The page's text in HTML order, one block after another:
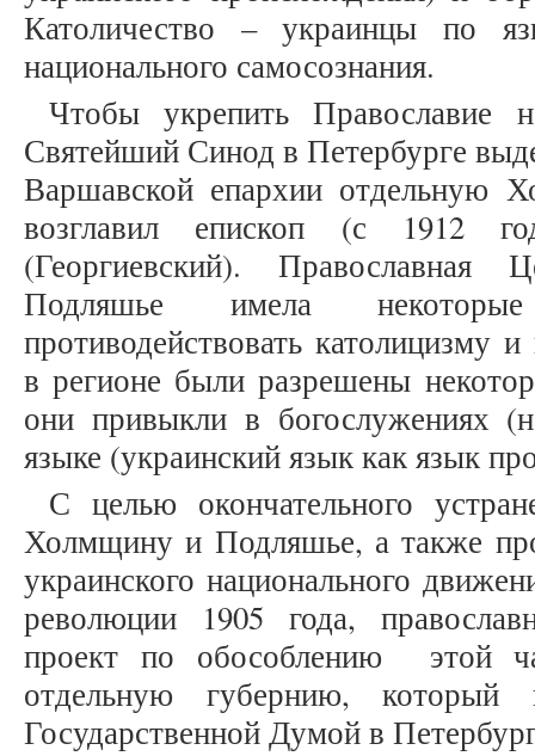
Католичество – украинцы по
национального самосознания.
Чтобы укрепить
Святейший Синод в Петербурге
Варшавской епархии отдельную
возглавил епископ (с 1912
(Георгиевский).
Подляшье имела
противодействовать католицизму
в регионе были разрешены
они привыкли в богослужениях
языке (украинский язык как язык
С целью окончательного
Холмщину и Подляшье, а также
украинского национального
революции 1905 года,
проект по обособлению этой
отдельную губернию,
Государственной Думой в